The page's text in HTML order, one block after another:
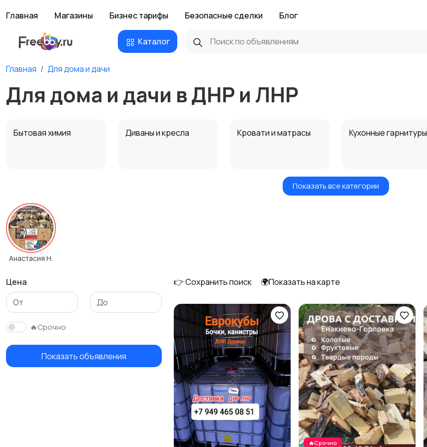
Главная Магазины Бизнес тарифы Безопасные сделки Блог
Каталог
Главная Для дома и дачи
Для дома и дачи в ДНР и ЛНР
Бытовая химия Диваны и кресла Кровати и матрасы Кухонные гарнитуры
сигнализации
Растения и семена
Столы и стулья
Показать все категории
Анастасия Н.
Цена
🔥Срочно
Показать объявления
👉 Сохранить поиск 🌍Показать на карте
🔥Срочно